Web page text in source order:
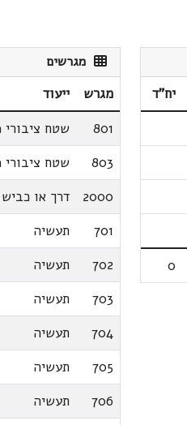
יח"ד
0
מגרשים
מגרש ייעוד
801
שטח ציבורי
803
שטח ציבורי
2000
דרך או כביש
701
תעשיה
702
תעשיה
703
תעשיה
704
תעשיה
705
תעשיה
706
תעשיה